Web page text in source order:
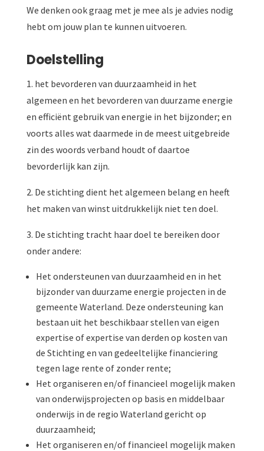
We denken ook graag met je mee als je advies nodig
hebt om jouw plan te kunnen uitvoeren.
Doelstelling
1. het bevorderen van duurzaamheid in het
algemeen en het bevorderen van duurzame energie
en efficiënt gebruik van energie in het bijzonder; en
voorts alles wat daarmede in de meest uitgebreide
zin des woords verband houdt of daartoe
bevorderlijk kan zijn.
2. De stichting dient het algemeen belang en heeft
het maken van winst uitdrukkelijk niet ten doel.
3. De stichting tracht haar doel te bereiken door
onder andere:
Het ondersteunen van duurzaamheid en in het
bijzonder van duurzame energie projecten in de
gemeente Waterland. Deze ondersteuning kan
bestaan uit het beschikbaar stellen van eigen
expertise of expertise van derden op kosten van
de Stichting en van gedeeltelijke financiering
tegen lage rente of zonder rente;
Het organiseren en/of financieel mogelijk maken
van onderwijsprojecten op basis en middelbaar
onderwijs in de regio Waterland gericht op
duurzaamheid;
Het organiseren en/of financieel mogelijk maken